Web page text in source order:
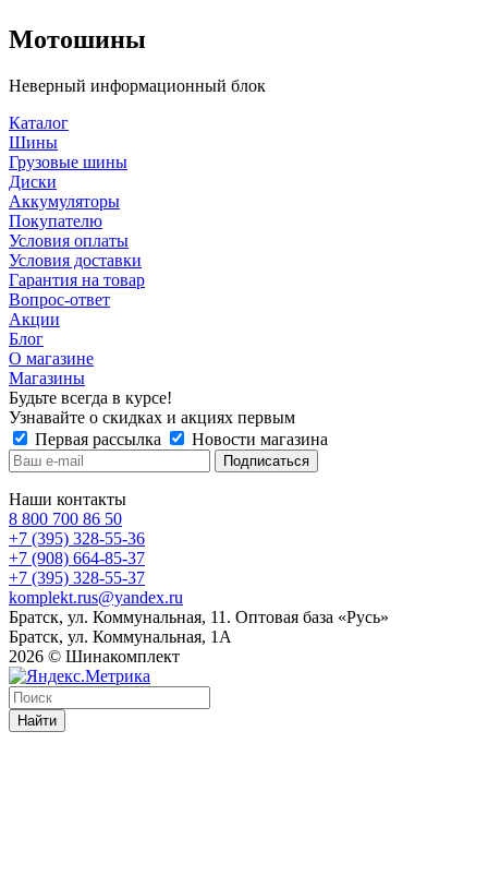
Мотошины
Неверный информационный блок
Каталог
Шины
Грузовые шины
Диски
Аккумуляторы
Покупателю
Условия оплаты
Условия доставки
Гарантия на товар
Вопрос-ответ
Акции
Блог
О магазине
Магазины
Будьте всегда в курсе!
Узнавайте о скидках и акциях первым
Первая рассылка
Новости магазина
Наши контакты
8 800 700 86 50
+7 (395) 328-55-36
+7 (908) 664-85-37
+7 (395) 328-55-37
komplekt.rus@yandex.ru
Братск, ул. Коммунальная, 11. Оптовая база «Русь»
Братск, ул. Коммунальная, 1А
2026 © Шинакомплект
Найти